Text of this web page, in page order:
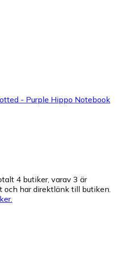
- Purple Hippo Notebook
4 butiker, varav 3 är
och har direktlänk till butiken.